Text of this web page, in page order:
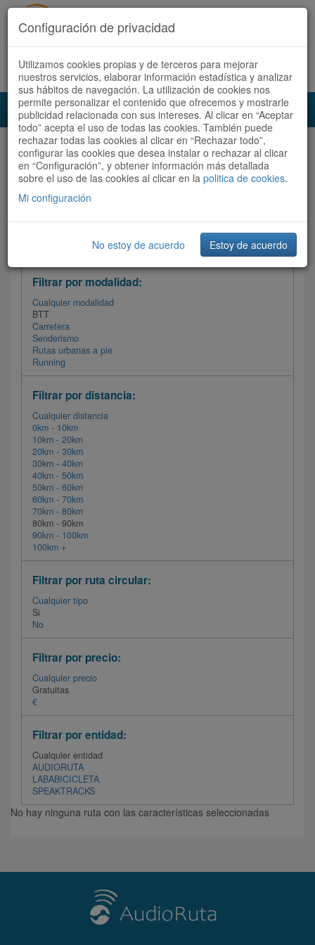
Acceder Registrate ahora Español | Català
Audioruta Todas las rutas
Todas las rutas Ordenar por:Más recientes
Filtrar las rutas
Filtrar por modalidad:
Cualquier modalidad
BTT
Carretera
Senderismo
Rutas urbanas a pie
Running
Filtrar por distancia:
Cualquier distancia
0km - 10km
10km - 20km
20km - 30km
30km - 40km
40km - 50km
50km - 60km
60km - 70km
70km - 80km
80km - 90km
90km - 100km
100km +
Filtrar por ruta circular:
Cualquier tipo
Si
No
Filtrar por precio:
Cualquier precio
Gratuitas
€
Filtrar por entidad:
Cualquier entidad
AUDIORUTA
LABABICICLETA
SPEAKTRACKS
No hay ninguna ruta con las características seleccionadas
Configuración de privacidad
Utilizamos cookies propias y de terceros para mejorar
nuestros servicios, elaborar información estadística y analizar
sus hábitos de navegación. La utilización de cookies nos
permite personalizar el contenido que ofrecemos y mostrarle
publicidad relacionada con sus intereses. Al clicar en “Aceptar
todo” acepta el uso de todas las cookies. También puede
rechazar todas las cookies al clicar en “Rechazar todo”,
configurar las cookies que desea instalar o rechazar al clicar
en “Configuración”, y obtener información más detallada
sobre el uso de las cookies al clicar en la politica de cookies.
Mi configuración
No estoy de acuerdo Estoy de acuerdo